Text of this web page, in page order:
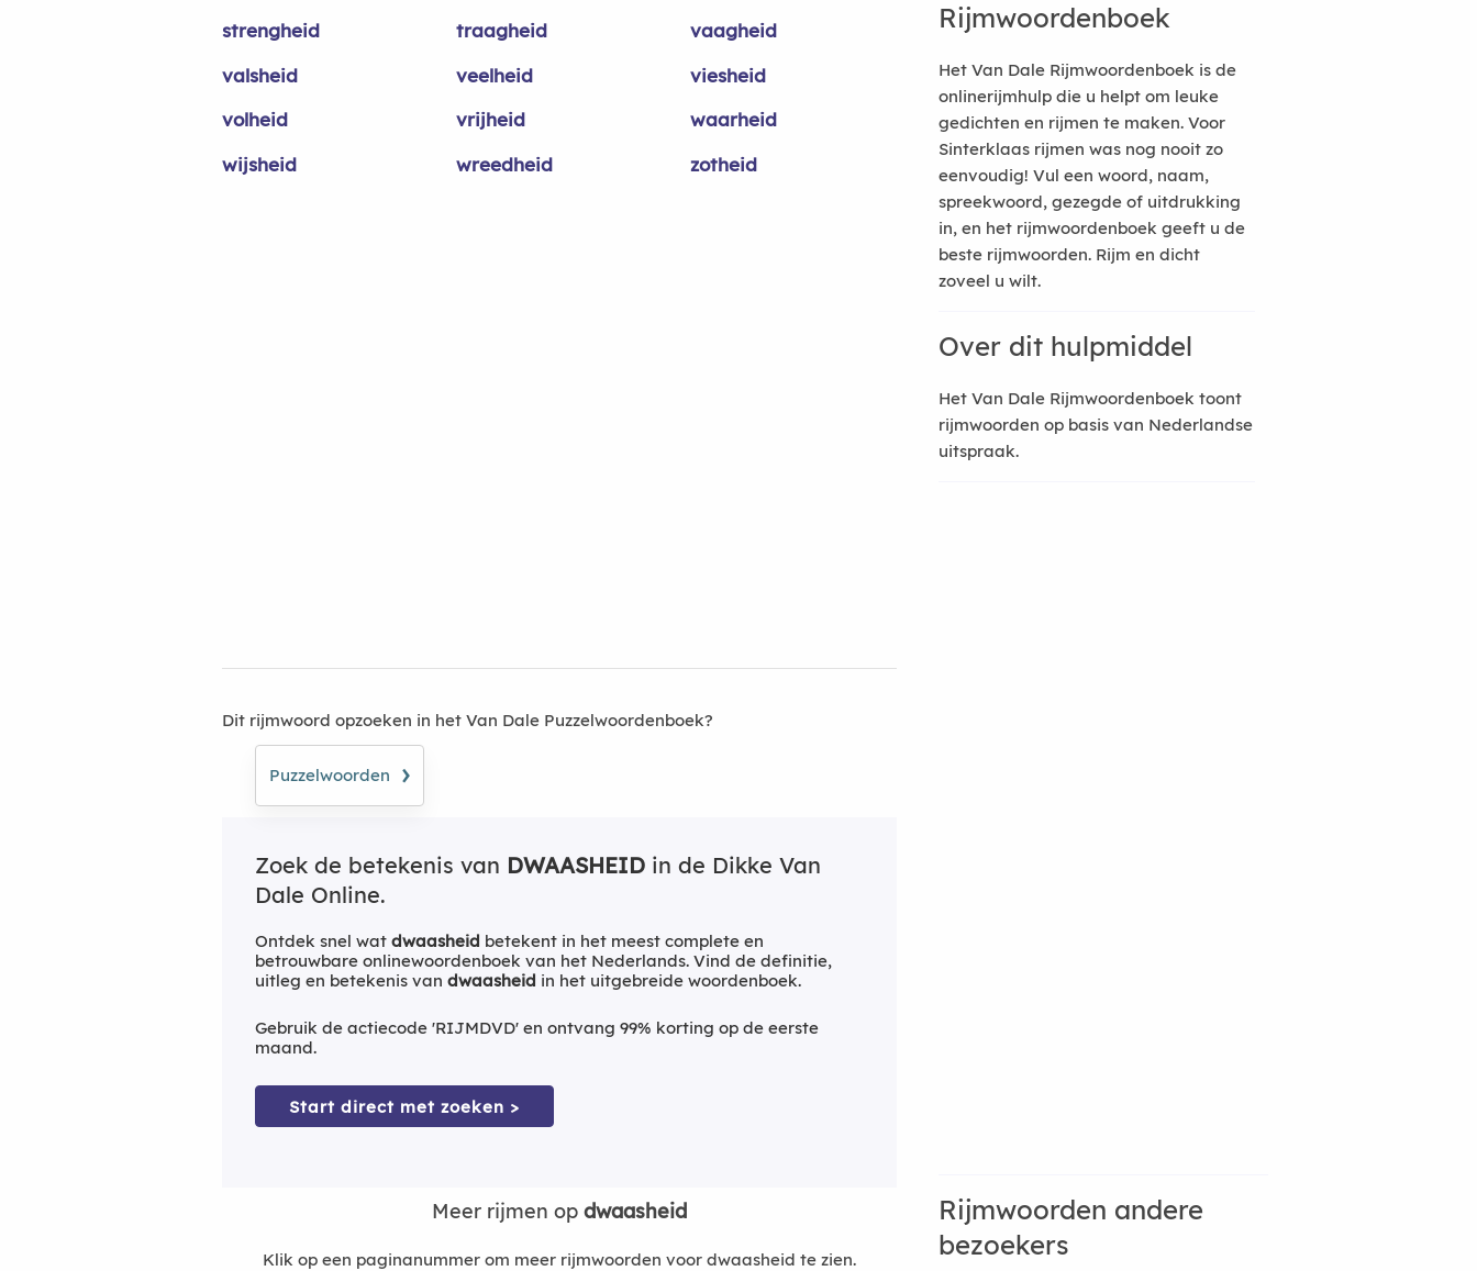
strengheid
traagheid
vaagheid
valsheid
veelheid
viesheid
volheid
vrijheid
waarheid
wijsheid
wreedheid zotheid
Dit rijmwoord opzoeken in het Van Dale Puzzelwoordenboek?
Puzzelwoorden ›
Zoek de betekenis van DWAASHEID in de Dikke Van
Dale Online.
Ontdek snel wat dwaasheid betekent in het meest complete en
betrouwbare onlinewoordenboek van het Nederlands. Vind de definitie,
uitleg en betekenis van dwaasheid in het uitgebreide woordenboek.
Gebruik de actiecode 'RIJMDVD' en ontvang 99% korting op de eerste
maand.
Start direct met zoeken >
Meer rijmen opdwaasheid
Klik op een paginanummer om meer rijmwoorden voor dwaasheid te zien.
Rijmwoordenboek
Het Van Dale Rijmwoordenboek is de
onlinerijmhulp die u helpt om leuke
gedichten en rijmen te maken. Voor
Sinterklaas rijmen was nog nooit zo
eenvoudig! Vul een woord, naam,
spreekwoord, gezegde of uitdrukking
in, en het rijmwoordenboek geeft u de
beste rijmwoorden. Rijm en dicht
zoveel u wilt.
Over dit hulpmiddel
Het Van Dale Rijmwoordenboek toont
rijmwoorden op basis van Nederlandse
uitspraak.
Rijmwoorden andere
bezoekers